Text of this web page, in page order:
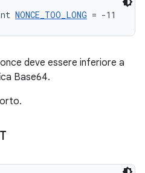
NONCE_TOO_LONG = -11
deve essere inferiore a
Base64.